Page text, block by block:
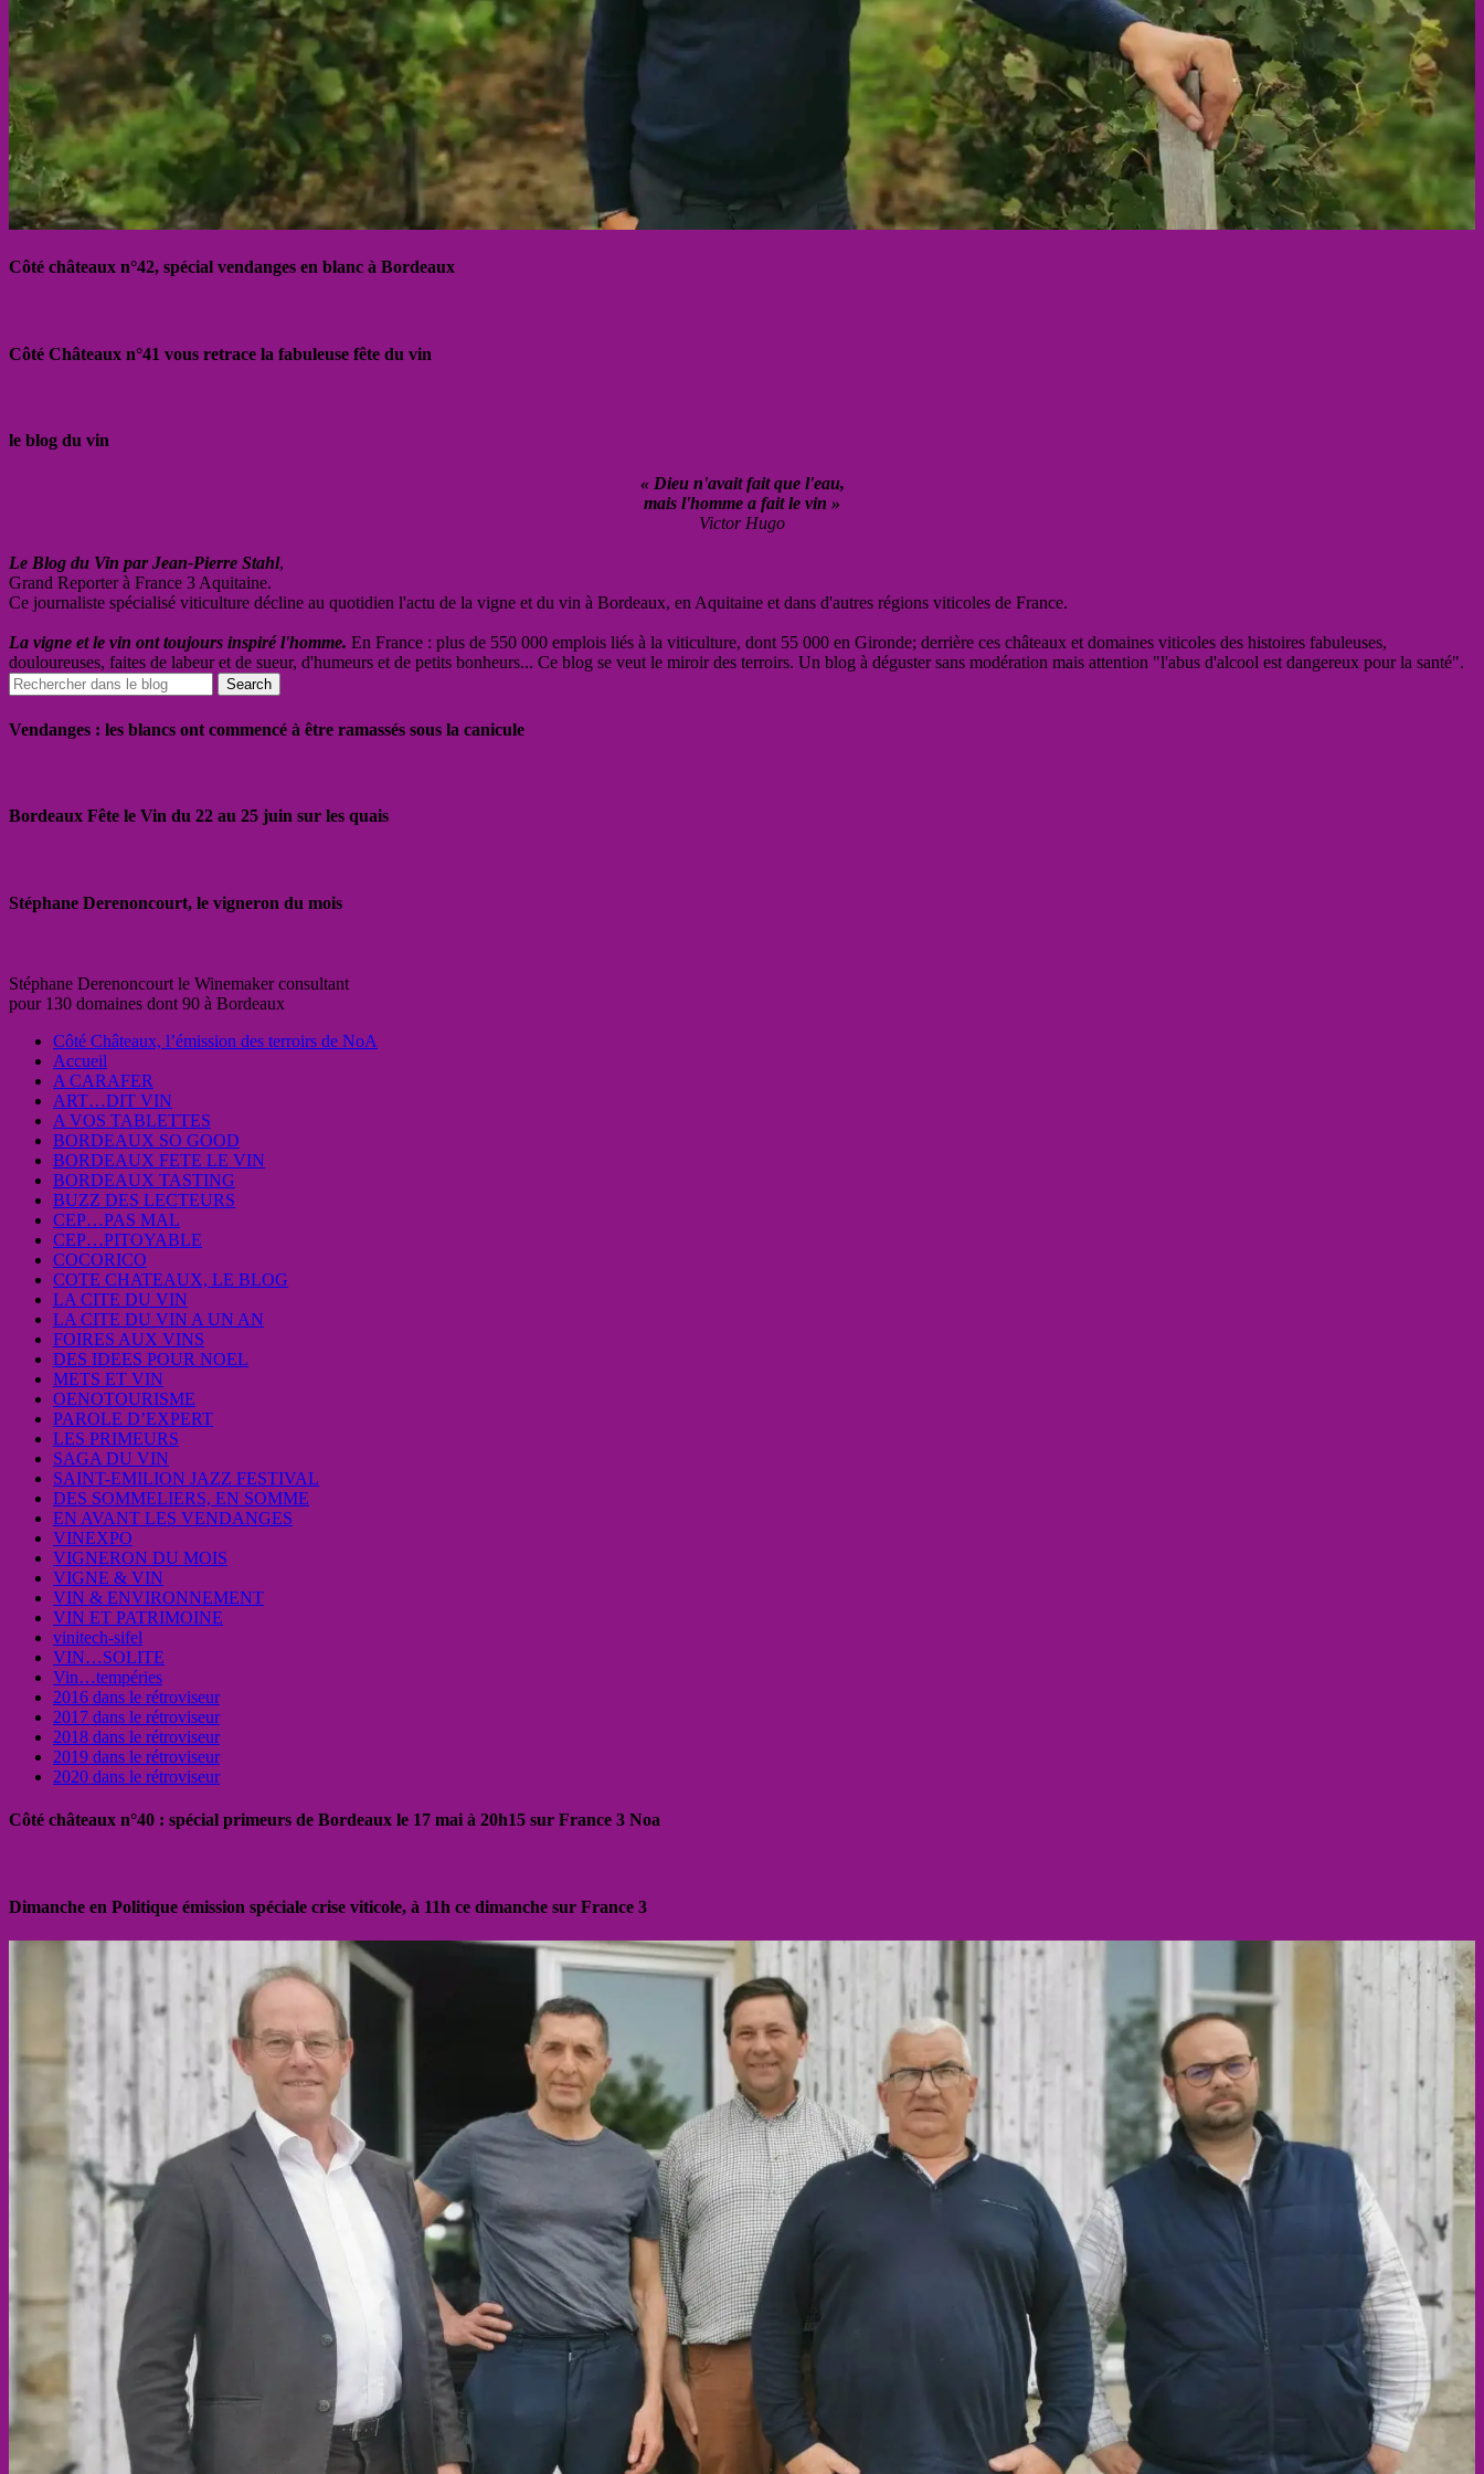
Côté châteaux n°42, spécial vendanges en blanc à Bordeaux
Côté Châteaux n°41 vous retrace la fabuleuse fête du vin
le blog du vin
« Dieu n'avait fait que l'eau,
mais l'homme a fait le vin »
Victor Hugo
Le Blog du Vin par Jean-Pierre Stahl,
Grand Reporter à France 3 Aquitaine.
Ce journaliste spécialisé viticulture décline au quotidien l'actu de la vigne et du vin à Bordeaux, en Aquitaine et dans d'autres régions viticoles de France.
La vigne et le vin ont toujours inspiré l'homme. En France : plus de 550 000 emplois liés à la viticulture, dont 55 000 en Gironde; derrière ces châteaux et domaines viticoles des histoires fabuleuses,
douloureuses, faites de labeur et de sueur, d'humeurs et de petits bonheurs... Ce blog se veut le miroir des terroirs. Un blog à déguster sans modération mais attention "l'abus d'alcool est dangereux pour la santé".
Vendanges : les blancs ont commencé à être ramassés sous la canicule
Bordeaux Fête le Vin du 22 au 25 juin sur les quais
Stéphane Derenoncourt, le vigneron du mois
Stéphane Derenoncourt le Winemaker consultant
pour 130 domaines dont 90 à Bordeaux
Côté Châteaux, l’émission des terroirs de NoA
Accueil
A CARAFER
ART…DIT VIN
A VOS TABLETTES
BORDEAUX SO GOOD
BORDEAUX FETE LE VIN
BORDEAUX TASTING
BUZZ DES LECTEURS
CEP…PAS MAL
CEP…PITOYABLE
COCORICO
COTE CHATEAUX, LE BLOG
LA CITE DU VIN
LA CITE DU VIN A UN AN
FOIRES AUX VINS
DES IDEES POUR NOEL
METS ET VIN
OENOTOURISME
PAROLE D’EXPERT
LES PRIMEURS
SAGA DU VIN
SAINT-EMILION JAZZ FESTIVAL
DES SOMMELIERS, EN SOMME
EN AVANT LES VENDANGES
VINEXPO
VIGNERON DU MOIS
VIGNE & VIN
VIN & ENVIRONNEMENT
VIN ET PATRIMOINE
vinitech-sifel
VIN…SOLITE
Vin…tempéries
2016 dans le rétroviseur
2017 dans le rétroviseur
2018 dans le rétroviseur
2019 dans le rétroviseur
2020 dans le rétroviseur
Côté châteaux n°40 : spécial primeurs de Bordeaux le 17 mai à 20h15 sur France 3 Noa
Dimanche en Politique émission spéciale crise viticole, à 11h ce dimanche sur France 3